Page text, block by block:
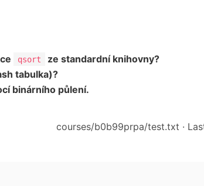
qsort
ze standardní knihovny?
tabulka)?
binárního půlení.
courses/b0b99prpa/test.txt ·